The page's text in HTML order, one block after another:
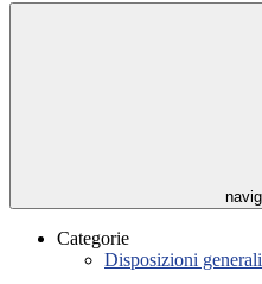
Categorie
Disposizioni generali